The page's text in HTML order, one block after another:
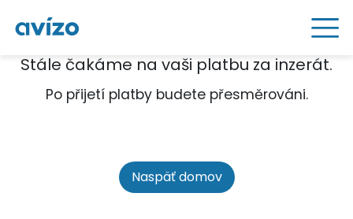
Stále čakáme na vaši platbu za inzerát.
Po přijetí platby budete přesměrováni.
Naspäť domov